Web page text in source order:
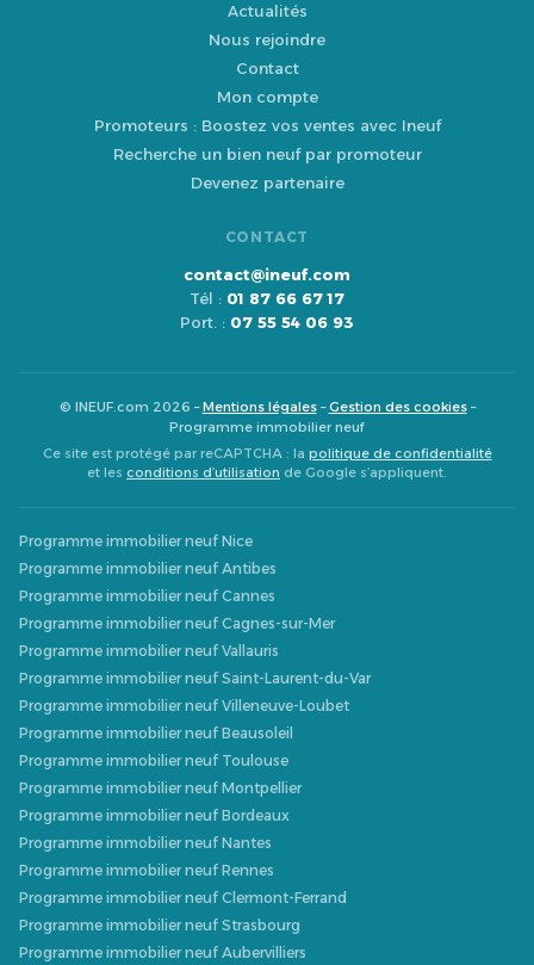
Actualités
Nous rejoindre
Contact
Mon compte
Promoteurs : Boostez vos ventes avec Ineuf
Recherche un bien neuf par promoteur
Devenez partenaire
CONTACT
contact@ineuf.com
Tél : 01 87 66 67 17
Port. : 07 55 54 06 93
© INEUF.com 2026 –Mentions légales–Gestion des cookies–
Programme immobilier neuf
Ce site est protégé par reCAPTCHA : la politique de confidentialité
et les conditions d’utilisation de Google s’appliquent.
Programme immobilier neuf Nice
Programme immobilier neuf Antibes
Programme immobilier neuf Cannes
Programme immobilier neuf Cagnes-sur-Mer
Programme immobilier neuf Vallauris
Programme immobilier neuf Saint-Laurent-du-Var
Programme immobilier neuf Villeneuve-Loubet
Programme immobilier neuf Beausoleil
Programme immobilier neuf Toulouse
Programme immobilier neuf Montpellier
Programme immobilier neuf Bordeaux
Programme immobilier neuf Nantes
Programme immobilier neuf Rennes
Programme immobilier neuf Clermont-Ferrand
Programme immobilier neuf Strasbourg
Programme immobilier neuf Aubervilliers